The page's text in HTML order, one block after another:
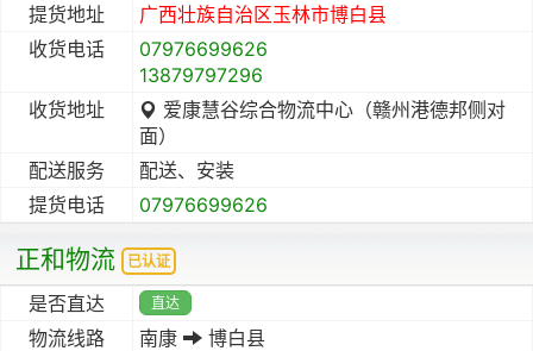
提货地址
广西壮族自治区玉林市博白县
收货电话
07976699626
13879797296
收货地址
爱康慧谷综合物流中心（赣州港德邦侧对
面）
配送服务
配送、安装
提货电话
07976699626
正和物流 已认证
是否直达 直达
物流线路 南康
博白县